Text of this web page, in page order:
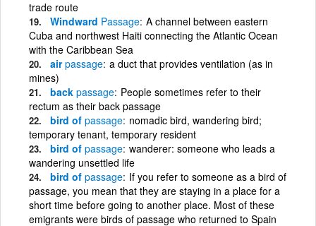
trade route
Windward Passage A channel between eastern
Cuba and northwest Haiti connecting the Atlantic Ocean
with the Caribbean Sea
airpassage a duct that provides ventilation (as in
mines)
back passage People sometimes refer to their
rectum as their back passage
bird of passage nomadic bird, wandering bird;
temporary tenant, temporary resident
bird of passage wanderer: someone who leads a
wandering unsettled life
bird of passage If you refer to someone as a bird of
passage, you mean that they are staying in a place for a
short time before going to another place. Most of these
emigrants were birds of passage who returned to Spain